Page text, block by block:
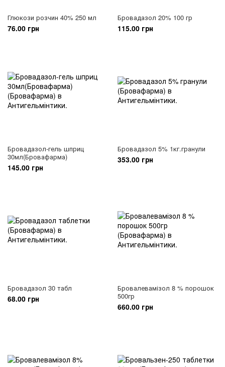
Глюкози розчин 40% 250 мл
76.00 грн
Бровадазол 20% 100 гр
115.00 грн
Бровадазол-гель шприц
30мл(Бровафарма)
145.00 грн
Бровадазол 5% 1кг.гранули
353.00 грн
Бровадазол 30 табл
68.00 грн
Бровалевамізол 8 % порошок
500гр
660.00 грн